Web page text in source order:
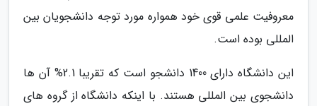
معروفیت علمی قوی خود همواره مورد توجه دانشجویان بین
المللی بوده است.
این دانشگاه دارای 1400 دانشجو است که تقریبا 2.1% آن ها
دانشجوی بین المللی هستند. با اینکه دانشگاه از گروه های